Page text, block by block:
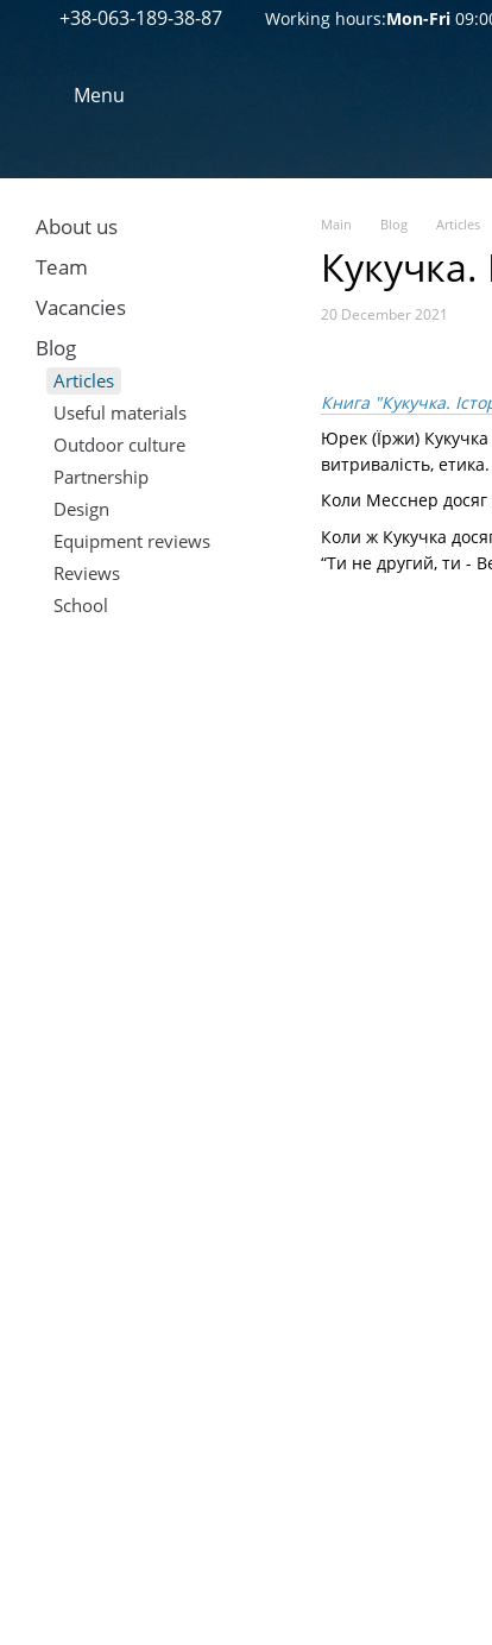
Перейти к основному контенту
+38-063-189-38-87 Working hours:Mon-Fri
Menu
Main Blog Articles
Кукучка.
20 December 2021
Книга "Кукучка.
Юрек (Їржи) Кукучка
витривалість, етика.
Коли Месснер
Коли ж Кукучка
“Ти не другий, ти -
About us
Team
Vacancies
Blog
Articles
Useful materials
Outdoor culture
Partnership
Design
Equipment reviews
Reviews
School